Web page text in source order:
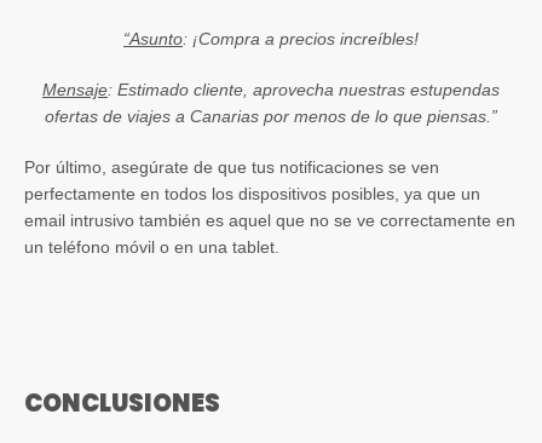
“Asunto: ¡Compra a precios increíbles!
Mensaje: Estimado cliente, aprovecha nuestras estupendas
ofertas de viajes a Canarias por menos de lo que piensas.”
Por último, asegúrate de que tus notificaciones se ven
perfectamente en todos los dispositivos posibles, ya que un
email intrusivo también es aquel que no se ve correctamente en
un teléfono móvil o en una tablet.
CONCLUSIONES